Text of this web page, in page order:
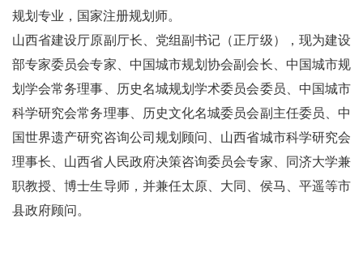
规划专业，国家注册规划师。
山西省建设厅原副厅长、党组副书记（正厅级），现为建设
部专家委员会专家、中国城市规划协会副会长、中国城市规
划学会常务理事、历史名城规划学术委员会委员、中国城市
科学研究会常务理事、历史文化名城委员会副主任委员、中
国世界遗产研究咨询公司规划顾问、山西省城市科学研究会
理事长、山西省人民政府决策咨询委员会专家、同济大学兼
职教授、博士生导师，并兼任太原、大同、侯马、平遥等市
县政府顾问。